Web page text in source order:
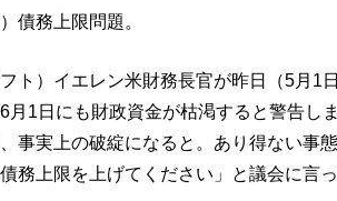
債務上限問題。
ト）イエレン米財務長官が昨日（5月1
月1日にも財政資金が枯渇すると警告し
事実上の破綻になると。あり得ない事
務上限を上げてください」と議会に言っ